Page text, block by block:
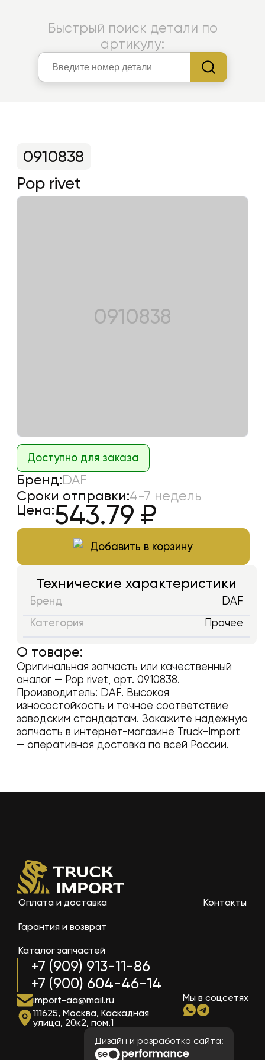
Быстрый поиск детали по
артикулу:
Pop rivet
0910838
0910838
Доступно для заказа
Бренд:DAF
Сроки отправки:4-7 недель
Цена:543.79 ₽
Добавить в корзину
Технические характеристики
Бренд DAF
Категория Прочее
О товаре:
Оригинальная запчасть или качественный
аналог — Pop rivet, арт. 0910838.
Производитель: DAF. Высокая
износостойкость и точное соответствие
заводским стандартам. Закажите надёжную
запчасть в интернет-магазине Truck-Import
— оперативная доставка по всей России.
+7 (909) 913-11-86
+7 (900) 604-46-14
Оплата и доставка
Гарантия и возврат
Каталог запчастей
Контакты
import-aa@mail.ru
111625, Москва, Каскадная
улица, 20к2, пом.1
Мы в соцсетях
Дизайн и разработка сайта: